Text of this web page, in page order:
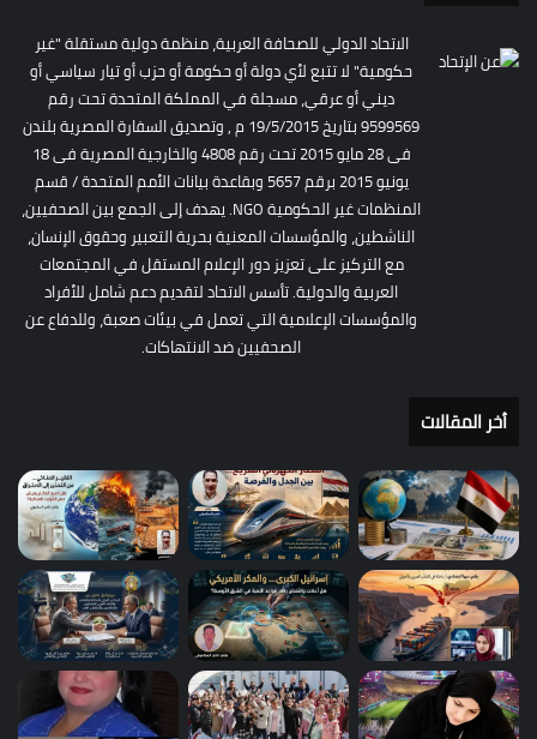
الاتحاد الدولي للصحافة العربية، منظمة دولية مستقلة "غير
حكومية" لا تتبع لأي دولة أو حكومة أو حزب أو تيار سياسي أو
ديني أو عرقي، مسجلة في المملكة المتحدة تحت رقم
9599569 بتاريخ 19/5/2015 م , وتصديق السفارة المصرية بلندن
فى 28 مايو 2015 تحت رقم 4808 والخارجية المصرية فى 18
يونيو 2015 برقم 5657 وبقاعدة بيانات الأمم المتحدة / قسم
المنظمات غير الحكومية NGO. يهدف إلى الجمع بين الصحفيين،
الناشطين، والمؤسسات المعنية بحرية التعبير وحقوق الإنسان،
مع التركيز على تعزيز دور الإعلام المستقل في المجتمعات
العربية والدولية. تأسس الاتحاد لتقديم دعم شامل للأفراد
والمؤسسات الإعلامية التي تعمل في بيئات صعبة، وللدفاع عن
الصحفيين ضد الانتهاكات.
أخر المقالات